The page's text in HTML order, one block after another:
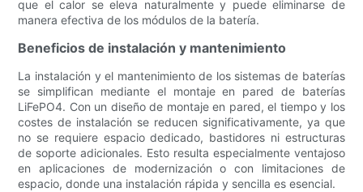
que el calor se eleva naturalmente y puede eliminarse de
manera efectiva de los módulos de la batería.
Beneficios de instalación y mantenimiento
La instalación y el mantenimiento de los sistemas de baterías
se simplifican mediante el montaje en pared de baterías
LiFePO4. Con un diseño de montaje en pared, el tiempo y los
costes de instalación se reducen significativamente, ya que
no se requiere espacio dedicado, bastidores ni estructuras
de soporte adicionales. Esto resulta especialmente ventajoso
en aplicaciones de modernización o con limitaciones de
espacio, donde una instalación rápida y sencilla es esencial.